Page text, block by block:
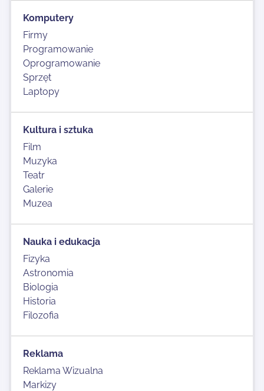
Komputery
Firmy
Programowanie
Oprogramowanie
Sprzęt
Laptopy
Kultura i sztuka
Film
Muzyka
Teatr
Galerie
Muzea
Nauka i edukacja
Fizyka
Astronomia
Biologia
Historia
Filozofia
Reklama
Reklama Wizualna
Markizy